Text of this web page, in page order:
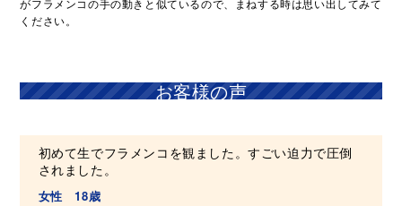
ください。
お客様の声
初めて生でフラメンコを観ました。すごい迫力で圧倒
されました。
女性 18歳